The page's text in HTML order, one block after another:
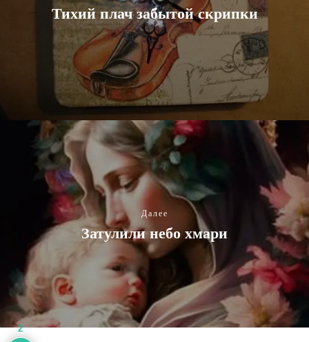
Тихий плач забытой скрипки
Далее
Затулили небо хмари
2